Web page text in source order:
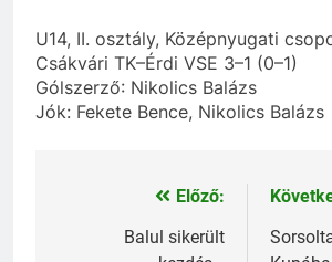
U14, II. osztály, Középnyugati
Csákvári TK–Érdi VSE 3–1 (0–1)
Gólszerző: Nikolics Balázs
Jók: Fekete Bence, Nikolics Balázs
Bejegyzés
navigáció
Előző:
Balul sikerült